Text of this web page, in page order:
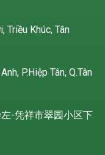
Triều Khúc, Tân
P.Hiệp Tân, Q.Tân
-凭祥市翠园小区下